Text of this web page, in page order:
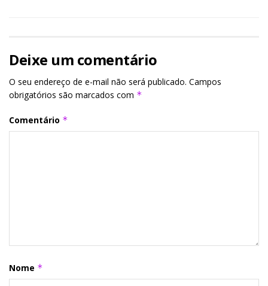
Deixe um comentário
O seu endereço de e-mail não será publicado. Campos
obrigatórios são marcados com *
Comentário *
Nome *